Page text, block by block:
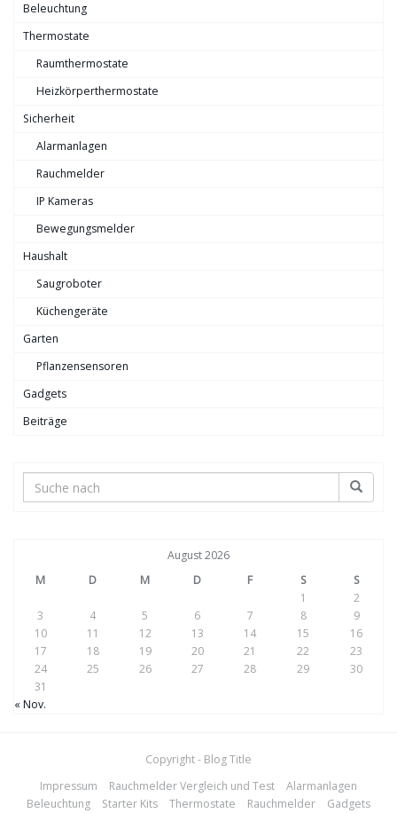
Beleuchtung
Thermostate
Raumthermostate
Heizkörperthermostate
Sicherheit
Alarmanlagen
Rauchmelder
IP Kameras
Bewegungsmelder
Haushalt
Saugroboter
Küchengeräte
Garten
Pflanzensensoren
Gadgets
Beiträge
August 2026
M
D M D F S
S
1
2
3
4 5 6 7 8
9
10
11 12 13 14 15
16
17
18 19 20 21 22
23
24
25 26 27 28 29
30
31
« Nov.
Copyright - Blog Title
Impressum
Rauchmelder Vergleich und Test
Alarmanlagen
Beleuchtung
Starter Kits Thermostate Rauchmelder Gadgets